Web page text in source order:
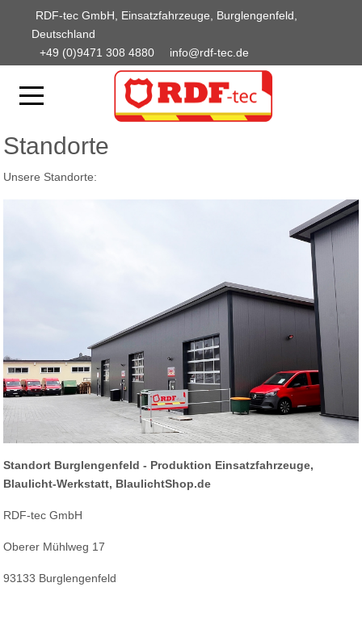
RDF-tec GmbH, Einsatzfahrzeuge, Burglengenfeld,
Deutschland
+49 (0)9471 308 4880
info@rdf-tec.de
Standorte
Unsere Standorte:
Standort Burglengenfeld - Produktion Einsatzfahrzeuge,
Blaulicht-Werkstatt, BlaulichtShop.de
RDF-tec GmbH
Oberer Mühlweg 17
93133 Burglengenfeld